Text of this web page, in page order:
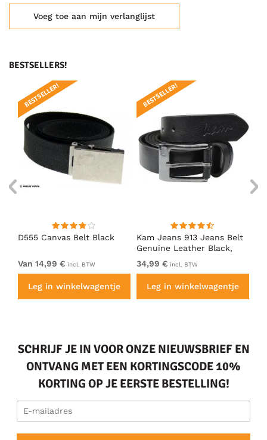
Voeg toe aan mijn verlanglijst
BESTSELLERS!
D555 Canvas Belt Black
BESTSELLER!
Van 14,99 € incl. BTW
Leg in winkelwagentje
Kam Jeans 913 Jeans Belt
Genuine Leather Black,
3,5cm
BESTSELLER!
34,99 € incl. BTW
Leg in winkelwagentje
SCHRIJF JE IN VOOR ONZE NIEUWSBRIEF EN
ONTVANG MET EEN KORTINGSCODE 10%
KORTING OP JE EERSTE BESTELLING!